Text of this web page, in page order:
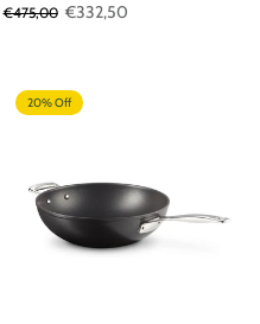
€475,00 €332,50
20% Off